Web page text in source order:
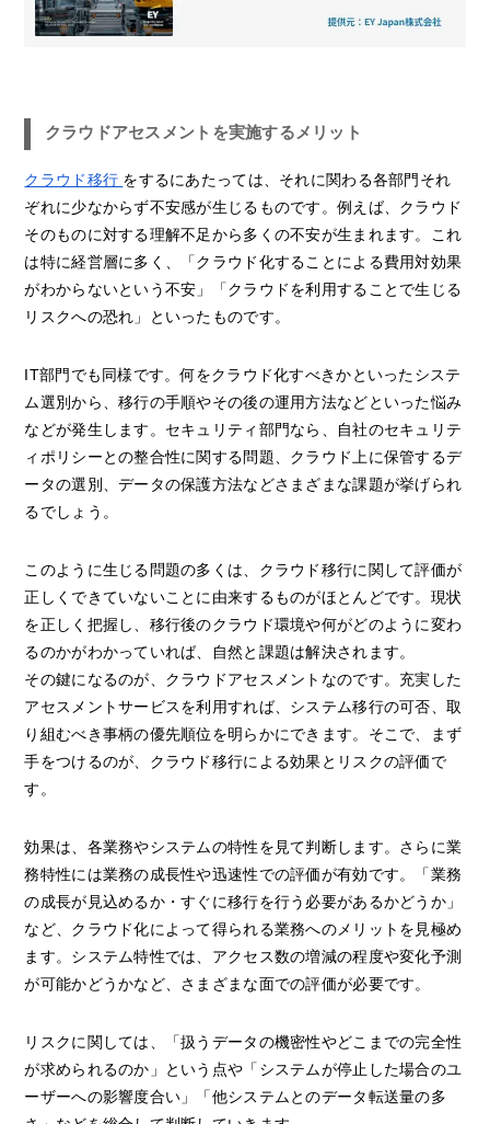
クラウドアセスメントを実施するメリット
クラウド移行 をするにあたっては、それに関わる各部門それ
ぞれに少なからず不安感が生じるものです。例えば、クラウド
そのものに対する理解不足から多くの不安が生まれます。これ
は特に経営層に多く、「クラウド化することによる費用対効果
がわからないという不安」「クラウドを利用することで生じる
リスクへの恐れ」といったものです。
IT部門でも同様です。何をクラウド化すべきかといったシステ
ム選別から、移行の手順やその後の運用方法などといった悩み
などが発生します。セキュリティ部門なら、自社のセキュリテ
ィポリシーとの整合性に関する問題、クラウド上に保管するデ
ータの選別、データの保護方法などさまざまな課題が挙げられ
るでしょう。
このように生じる問題の多くは、クラウド移行に関して評価が
正しくできていないことに由来するものがほとんどです。現状
を正しく把握し、移行後のクラウド環境や何がどのように変わ
るのかがわかっていれば、自然と課題は解決されます。
その鍵になるのが、クラウドアセスメントなのです。充実した
アセスメントサービスを利用すれば、システム移行の可否、取
り組むべき事柄の優先順位を明らかにできます。そこで、まず
手をつけるのが、クラウド移行による効果とリスクの評価で
す。
効果は、各業務やシステムの特性を見て判断します。さらに業
務特性には業務の成長性や迅速性での評価が有効です。「業務
の成長が見込めるか・すぐに移行を行う必要があるかどうか」
など、クラウド化によって得られる業務へのメリットを見極め
ます。システム特性では、アクセス数の増減の程度や変化予測
が可能かどうかなど、さまざまな面での評価が必要です。
リスクに関しては、「扱うデータの機密性やどこまでの完全性
が求められるのか」という点や「システムが停止した場合のユ
ーザーへの影響度合い」「他システムとのデータ転送量の多